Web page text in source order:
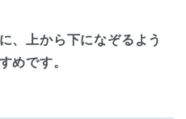
、上から下になぞるよう
めです。